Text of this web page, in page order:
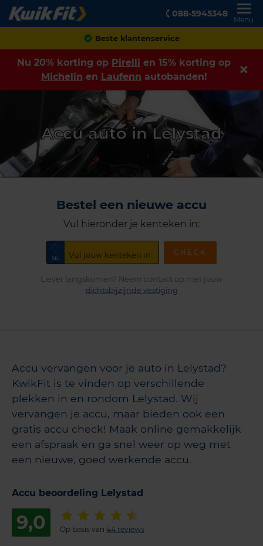
088-5945348
Menu
Beste klantenservice
Nu 20% korting op Pirelli en 15% korting op
Michelin en Laufenn autobanden!
Accu auto in Lelystad
Bestel een nieuwe accu
Vul hieronder je kenteken in:
CHECK
Liever langskomen? Neem contact op met jouw
dichtsbijzijnde vestiging
Accu vervangen voor je auto in Lelystad?
KwikFit is te vinden op verschillende
plekken in en rondom Lelystad. Wij
vervangen je accu, maar bieden ook een
gratis accu check! Maak online gemakkelijk
een afspraak en ga snel weer op weg met
een nieuwe, goed werkende accu.
Accu beoordeling Lelystad
9,0 Op basis van 44 reviews